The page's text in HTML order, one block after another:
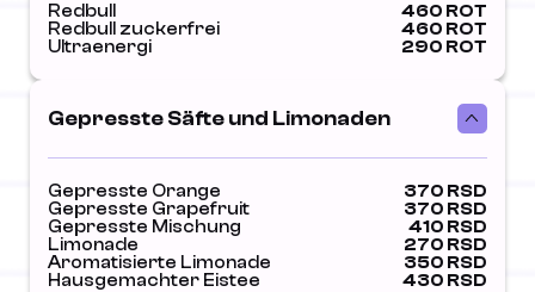
Redbull
460 ROT
Redbull zuckerfrei
460 ROT
Ultraenergi
290 ROT
Gepresste Säfte und Limonaden
Gepresste Orange
370 RSD
Gepresste Grapefruit
370 RSD
Gepresste Mischung
410 RSD
Limonade
270 RSD
Aromatisierte Limonade
350 RSD
Hausgemachter Eistee
430 RSD